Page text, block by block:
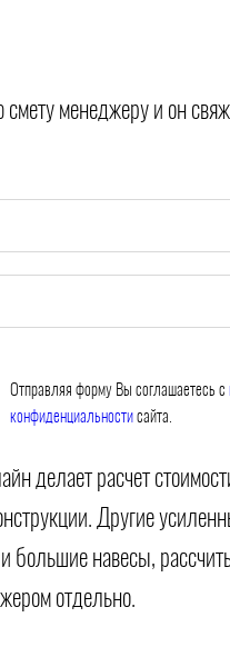
смету менеджеру и он
Отправляя форму Вы соглашаетесь с
конфиденциальности сайта.
делает расчет
Другие
большие навесы,
отдельно.